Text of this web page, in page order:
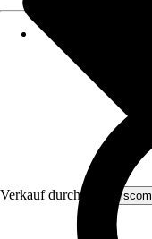
Verkauf durch: MS Viscom